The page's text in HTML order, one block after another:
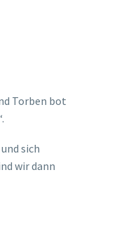
Torben bot
sich
wir dann